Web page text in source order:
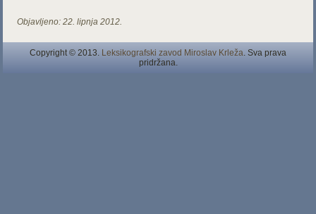
Objavljeno: 22. lipnja 2012.
Copyright © 2013. Leksikografski zavod Miroslav Krleža. Sva prava
pridržana.